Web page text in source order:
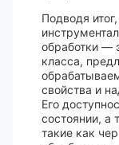
Подводя
обработки —
класса,
свойства и
Его
состоянии, а
такие как